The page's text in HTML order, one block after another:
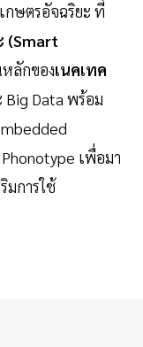
กษตรอัจฉริยะ ที่
(Smart
ลักของเนคเทค
Big Data พร้อม
เพื่อมา
การใช้